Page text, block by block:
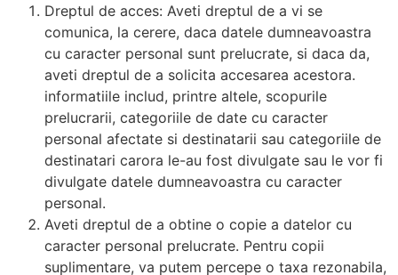
Dreptul de acces: Aveti dreptul de a vi se
comunica, la cerere, daca datele dumneavoastra
cu caracter personal sunt prelucrate, si daca da,
aveti dreptul de a solicita accesarea acestora.
informatiile includ, printre altele, scopurile
prelucrarii, categoriile de date cu caracter
personal afectate si destinatarii sau categoriile de
destinatari carora le-au fost divulgate sau le vor fi
divulgate datele dumneavoastra cu caracter
personal.
Aveti dreptul de a obtine o copie a datelor cu
caracter personal prelucrate. Pentru copii
suplimentare, va putem percepe o taxa rezonabila,